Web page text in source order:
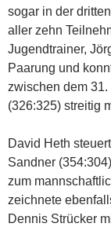
sogar in der
aller zehn
Jugendtrainer,
Paarung und
zwischen dem
(326:325) streitig
David Heth
Sandner
zum
zeichnete
Dennis Strücker